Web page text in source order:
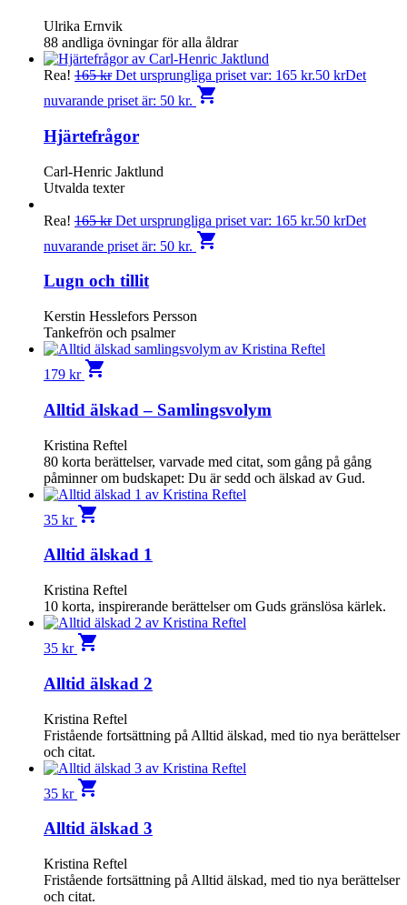
Ulrika Ernvik
88 andliga övningar för alla åldrar
Rea! 165kr Det ursprungliga priset var: 165 kr.50 krDet
nuvarande priset är: 50 kr. shopping_cart
Hjärtefrågor
Carl-Henric Jaktlund
Utvalda texter
Rea! 165kr Det ursprungliga priset var: 165 kr.50 krDet
nuvarande priset är: 50 kr. shopping_cart
Lugn och tillit
Kerstin Hesslefors Persson
Tankefrön och psalmer
179 kr shopping_cart
Alltid älskad – Samlingsvolym
Kristina Reftel
80 korta berättelser, varvade med citat, som gång på gång
påminner om budskapet: Du är sedd och älskad av Gud.
35 kr shopping_cart
Alltid älskad 1
Kristina Reftel
10 korta, inspirerande berättelser om Guds gränslösa kärlek.
35 kr shopping_cart
Alltid älskad 2
Kristina Reftel
Fristående fortsättning på Alltid älskad, med tio nya berättelser
och citat.
35 kr shopping_cart
Alltid älskad 3
Kristina Reftel
Fristående fortsättning på Alltid älskad, med tio nya berättelser
och citat.